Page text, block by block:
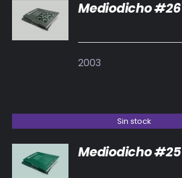
DETALLES
Mediodicho #26
2003
Sin stock
DETALLES
Mediodicho #25